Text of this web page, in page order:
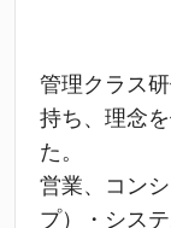
管理クラス
持ち、理念
た。
営業、コン
プ）・シス